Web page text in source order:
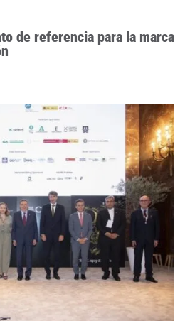
de referencia para la marca